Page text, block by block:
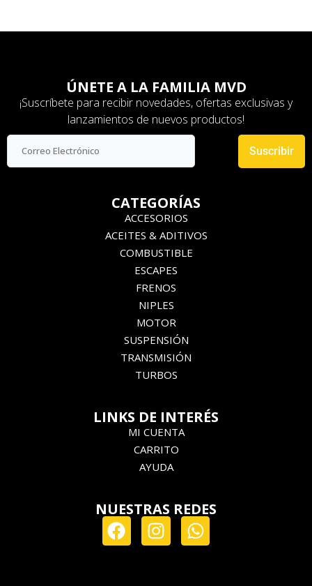
ÚNETE A LA FAMILIA MVD
¡Suscríbete para recibir novedades, ofertas exclusivas y
lanzamientos de nuevos productos!
Suscribir
CATEGORÍAS
ACCESORIOS
ACEITES & ADITIVOS
COMBUSTIBLE
ESCAPES
FRENOS
NIPLES
MOTOR
SUSPENSIÓN
TRANSMISIÓN
TURBOS
LINKS DE INTERÉS
MI CUENTA
CARRITO
AYUDA
NUESTRAS REDES